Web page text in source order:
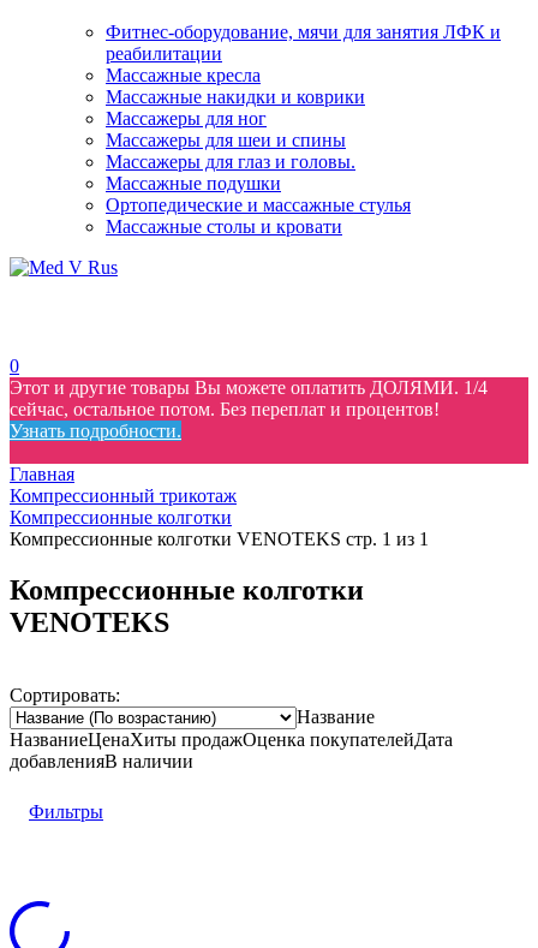
Фитнес-оборудование, мячи для занятия ЛФК и
реабилитации
Массажные кресла
Массажные накидки и коврики
Массажеры для ног
Массажеры для шеи и спины
Массажеры для глаз и головы.
Массажные подушки
Ортопедические и массажные стулья
Массажные столы и кровати
0
Этот и другие товары Вы можете оплатить ДОЛЯМИ. 1/4
сейчас, остальное потом. Без переплат и процентов!
Узнать подробности.
Главная
Компрессионный трикотаж
Компрессионные колготки
Компрессионные колготки VENOTEKS стр. 1 из 1
Компрессионные колготки
VENOTEKS
Сортировать:
Название
НазваниеЦенаХиты продажОценка покупателейДата
добавленияВ наличии
Фильтры